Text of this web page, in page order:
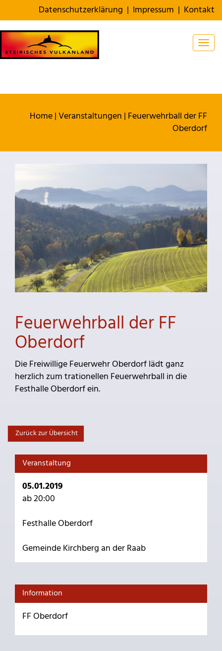
Datenschutzerklärung | Impressum | Kontakt
Home|Veranstaltungen | Feuerwehrball der FF
Oberdorf
Feuerwehrball der FF
Oberdorf
Die Freiwillige Feuerwehr Oberdorf lädt ganz
herzlich zum trationellen Feuerwehrball in die
Festhalle Oberdorf ein.
Zurück zur Übersicht
Veranstaltung
05.01.2019
ab 20:00
Festhalle Oberdorf
Gemeinde Kirchberg an der Raab
Information
FF Oberdorf